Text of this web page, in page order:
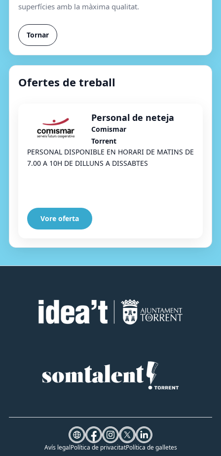
superfícies amb la màxima qualitat.
Tornar
Ofertes de treball
Personal de neteja
Comismar
Torrent
PERSONAL DISPONIBLE EN HORARI DE MATINS DE
7.00 A 10H DE DILLUNS A DISSABTES
Vore oferta
Avís legalPolítica de privacitatPolítica de galletes